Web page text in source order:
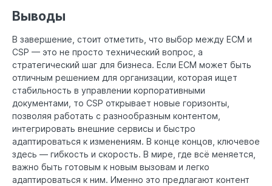
Выводы
В завершение, стоит отметить, что выбор между ECM и
CSP — это не просто технический вопрос, а
стратегический шаг для бизнеса. Если ECM может быть
отличным решением для организации, которая ищет
стабильность в управлении корпоративными
документами, то CSP открывает новые горизонты,
позволяя работать с разнообразным контентом,
интегрировать внешние сервисы и быстро
адаптироваться к изменениям. В конце концов, ключевое
здесь — гибкость и скорость. В мире, где всё меняется,
важно быть готовым к новым вызовам и легко
адаптироваться к ним. Именно это предлагают контент